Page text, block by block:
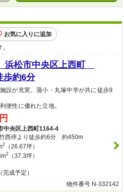
お気に入りに追加
浜松市中央区上西町
約6分
設が充実。蒲小・丸塚中学が共に徒歩9
便性に優れた立地。
中央区上西町1164-4
西停より徒歩約6分 約450m
2（26.67坪）
2（37.3坪）
成予定）
物件番号 N-332142